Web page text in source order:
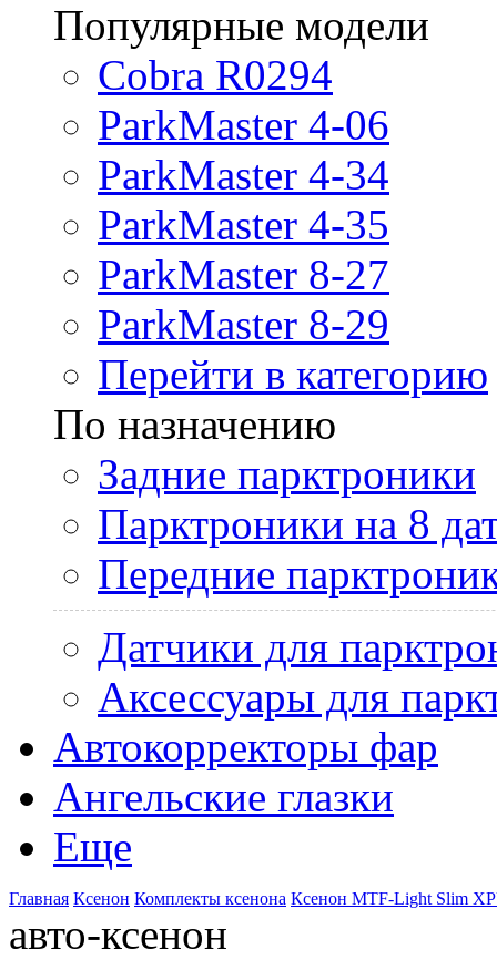
Популярные модели
Cobra R0294
ParkMaster 4-06
ParkMaster 4-34
ParkMaster 4-35
ParkMaster 8-27
ParkMaster 8-29
Перейти в категорию
По назначению
Задние парктроники
Парктроники на 8
Передние
Датчики для
Аксессуары для
Автокорректоры фар
Ангельские глазки
Еще
Главная Ксенон Комплекты ксенона Ксенон MTF-Light Slim
авто-ксенон